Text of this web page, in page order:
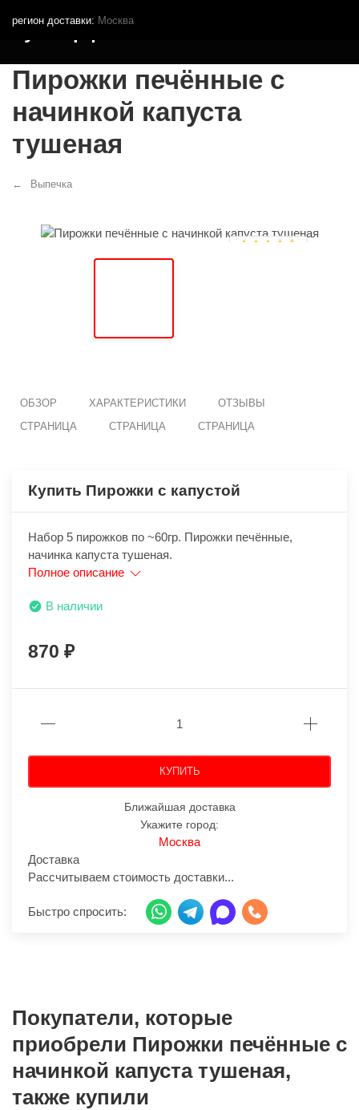
регион доставки: Москва
Кутья.рф
Пирожки печённые с
начинкой капуста
тушеная
Выпечка
ОБЗОР ХАРАКТЕРИСТИКИ
ОТЗЫВЫ
СТРАНИЦА
СТРАНИЦА СТРАНИЦА
Купить Пирожки с капустой
Набор 5 пирожков по ~60гр. Пирожки печённые,
начинка капуста тушеная.
Полное описание
В наличии
870
КУПИТЬ
Ближайшая доставка
Укажите город:
Москва
Доставка
Рассчитываем стоимость доставки...
Быстро спросить:
Покупатели, которые
приобрели Пирожки печённые с
начинкой капуста тушеная,
также купили